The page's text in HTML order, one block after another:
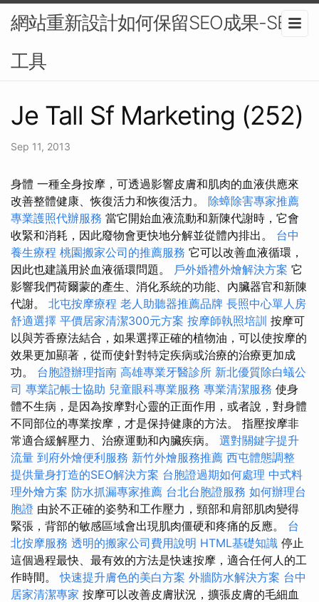
網站重新設計如何保留SEO成果-SEO
工具
Je Tall Sf Marketing (252)
Sep 11, 2013
身體 一種全身按摩，可透過影響皮膚和肌肉的血液供應來
改善整體健康、恢復活力和恢復活力。 除蟑除害專家推薦
專業護照代辦服務 當它開始血液流動和新陳代謝時，它會
收緊和消耗，因此廢物會更快地分解並從體內排出。 台中
養生療程 桃園搬家公司的推薦服務 它可以改善血液循環，
因此也建議用於血液循環問題。 戶外婚禮外燴解決方案 它
影響我們荷爾蒙的產生、消化系統的功能、內臟器官和新陳
代謝。 北屯按摩療程 老人助聽器推薦品牌 長照中心單人房
舒適選擇 平價居家清潔300元方案 按摩師執照培訓 按摩可
以與芳香療法結合，如果選擇正確的植物油，可以使按摩的
效果更加顯著，從而使針對特定疾病或治療的治療更加成
功。 台胞證辦理指南 高雄專業牙醫診所 新北優質除白蟻公
司 專業記帳士協助 兒童眼科專業服務 專業清潔服務 使身
體不生病，是因為按摩對心靈的正面作用，或者說，對身體
不同部位的專業按摩，才是保持健康的方法。 指壓按摩非
常適合緩解壓力、治療運動和內臟疾病。 選對關鍵字提升
流量 到府外燴便利服務 新竹外燴服務推薦 西屯體態調整
提供量身打造的SEO解決方案 台胞證過期如何處理 中式料
理外燴方案 防水抓漏專家推薦 台北台胞證服務 如何辦理台
胞證 由於不正確的姿勢和工作壓力，頸部和肩部肌肉變得
緊張，背部的敏感區域會出現肌肉僵硬和疼痛的反應。 台
北按摩服務 透明的搬家公司費用說明 HTML基礎知識 停止
這個過程最快、最有效的方法是快速按摩，適合任何人的工
作時間。快速提升膚色的美白方案 外牆防水解決方案 台中
居家清潔專家 按摩可以改善皮膚狀況，擴張皮膚的毛細血